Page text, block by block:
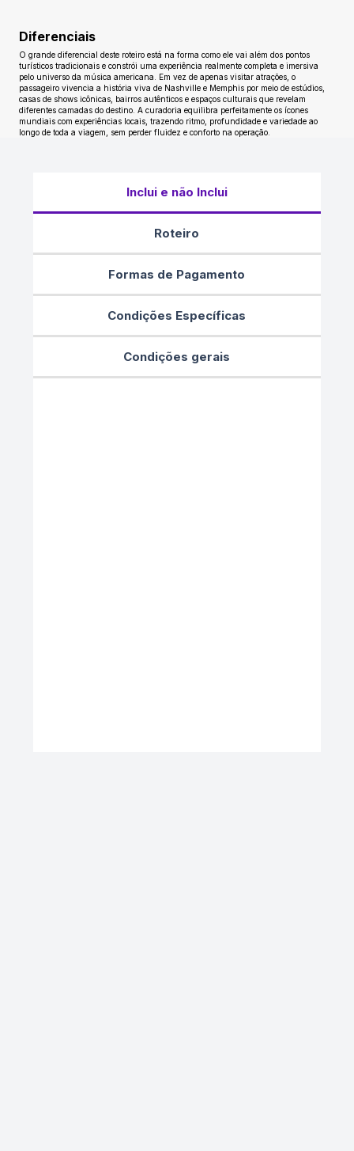
Diferenciais
O grande diferencial deste roteiro está na forma como ele vai além dos pontos
turísticos tradicionais e constrói uma experiência realmente completa e imersiva
pelo universo da música americana. Em vez de apenas visitar atrações, o
passageiro vivencia a história viva de Nashville e Memphis por meio de estúdios,
casas de shows icônicas, bairros autênticos e espaços culturais que revelam
diferentes camadas do destino. A curadoria equilibra perfeitamente os ícones
mundiais com experiências locais, trazendo ritmo, profundidade e variedade ao
longo de toda a viagem, sem perder fluidez e conforto na operação.
Inclui e não Inclui
Roteiro
Formas de Pagamento
Condições Específicas
Condições gerais